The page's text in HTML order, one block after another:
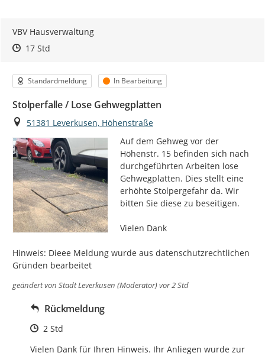
VBV Hausverwaltung
Zeitpunkt des Erstellens
Zeitpunkt des Erstellens
17 StdZur Äußerung
Kategorie
Standardmeldung Status
In Bearbeitung
Stolperfalle / Lose Gehwegplatten
Ort
51381 Leverkusen, Höhenstraße
Auf dem Gehweg vor der
Höhenstr. 15 befinden sich nach
durchgeführten Arbeiten lose
Gehwegplatten. Dies stellt eine
erhöhte Stolpergefahr da. Wir
bitten Sie diese zu beseitigen.
Vielen Dank
Hinweis: Dieee Meldung wurde aus datenschutzrechtlichen
Gründen bearbeitet
geändert von Stadt Leverkusen (Moderator)vor 2 Std
Rückmeldung
Zeitpunkt des Erstellens
2 Std
Vielen Dank für Ihren Hinweis. Ihr Anliegen wurde zur